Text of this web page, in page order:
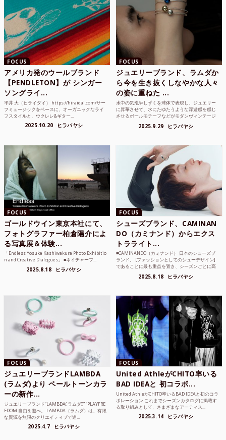
FOCUS
アメリカ発のウールブランド
【PENDLETON】が シンガー
ソングライ...
平井 大（ヒライダイ） https://hiraidai.com/サー
フミュージックをベースに、オーガニックなライ
フスタイルと、ウクレレ&ギター...
2025.10.20 ヒラバヤシ
FOCUS
ジュエリーブランド、ラムダか
ら今を生き抜くしなやかな人々
の姿に重ねた ...
水中の気泡やしずくを球体で表現し、ジュエリー
に昇華させて、水にたゆたうような浮遊感を感じ
させるボールモチーフなどがモダンヴィンテージ
2025.9.29 ヒラバヤシ
FOCUS
ゴールドウイン東京本社にて、
フォトグラファー柏倉陽介によ
る写真展＆体験...
「Endless Yosuke Kashiwakura Photo Exhibitio
n and Creative Dialogues」 ■ネイチャーフ...
2025.8.18 ヒラバヤシ
FOCUS
シューズブランド、CAMINAN
DO（カミナンド）からエクス
トラライト...
■CAMINANDO（カミナンド） 日本のシューズブ
ランド。 [ファッションとしてのシューデザイン]
であることに最も重点を置き、シーズンごとに高
2025.8.18 ヒラバヤシ
FOCUS
ジュエリーブランドLAMBDA
(ラムダ)より ペールトーンカラ
ーの新作...
ジュエリーブランド“LAMBDA( ラムダ))” “PLAYFRE
EDOM 自由を遊べ。 LAMBDA（ラムダ）は、有限
な資源を無限のクリエイティブで追...
2025.4.7 ヒラバヤシ
FOCUS
United AthleがCHITO率いる
BAD IDEAと 初コラボ...
United AthleがCHITO率いるBAD IDEAと初のコラ
ボレーション これまでシーズンカタログに掲載す
る取り組みとして、さまざまなアーティス...
2025.3.14 ヒラバヤシ